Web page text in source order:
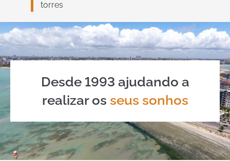
torres
Desde 1993 ajudando a
realizar os seus sonhos